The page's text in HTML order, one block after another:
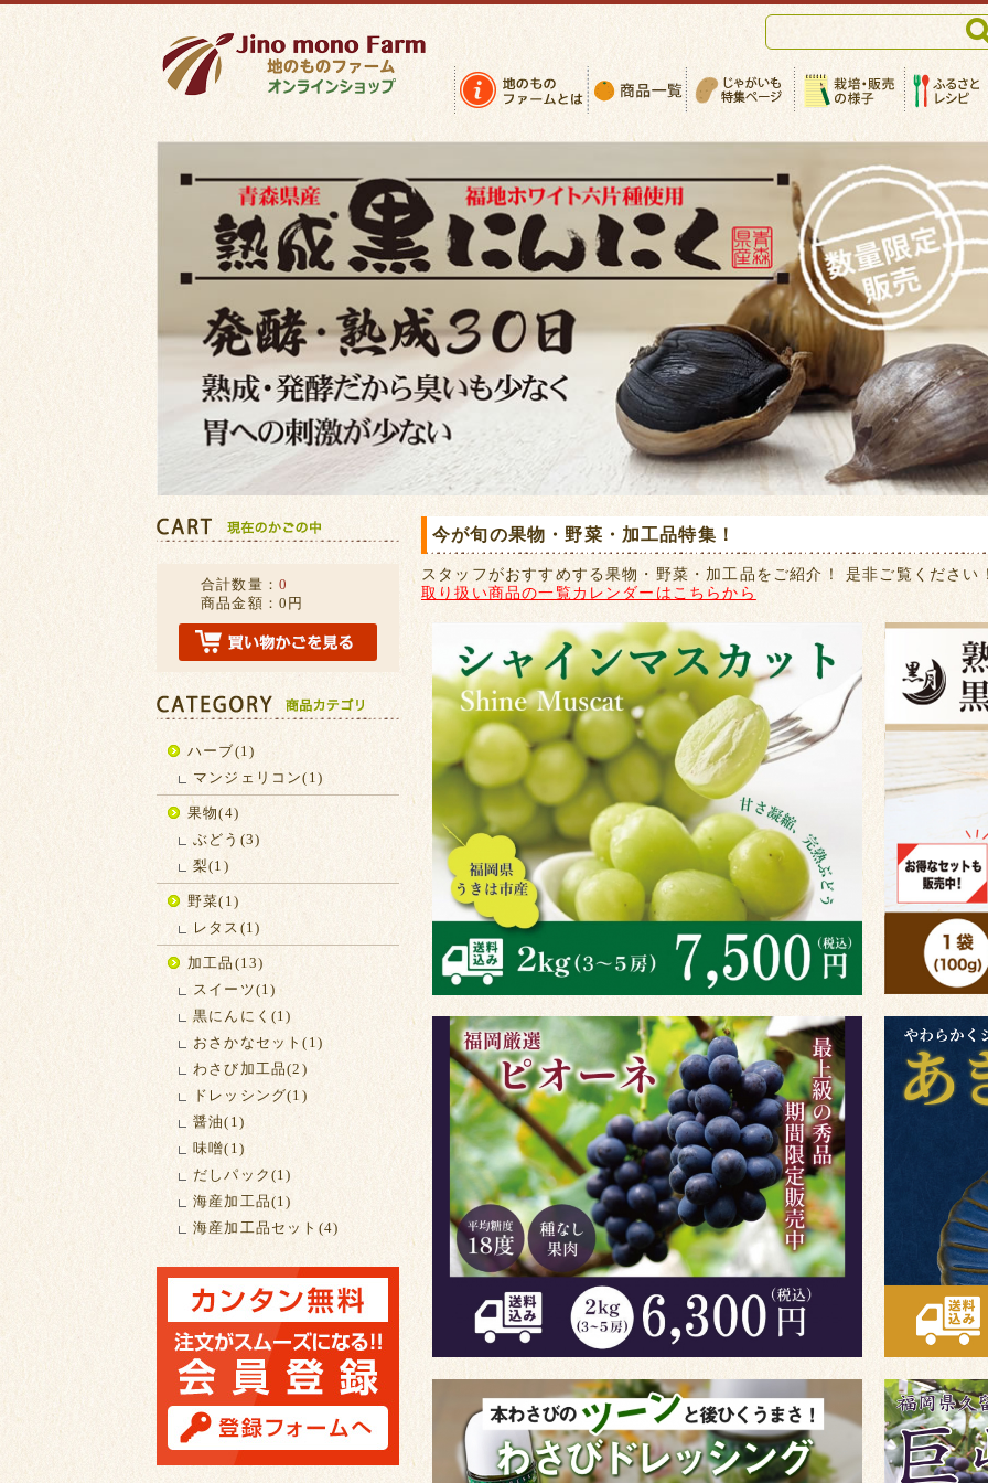
今が旬の果物・野菜・加工品特集！
スタッフがおすすめする果物・野菜・加工品をご紹介！ 是非ご覧ください
取り扱い商品の一覧カレンダーはこちらから
合計数量： 0
商品金額： 0円
ハーブ(1)
マンジェリコン(1)
果物(4)
ぶどう(3)
梨(1)
野菜(1)
レタス(1)
加工品(13)
スイーツ(1)
黒にんにく(1)
おさかなセット(1)
わさび加工品(2)
ドレッシング(1)
醤油(1)
味噌(1)
だしパック(1)
海産加工品(1)
海産加工品セット(4)